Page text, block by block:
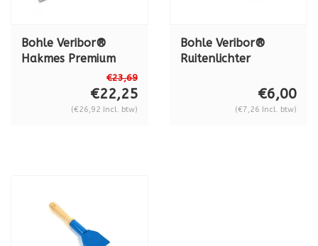
Bohle Veribor®
Hakmes Premium
"Don Carlos" met
kunststof heft, BO
€23,69
€22,25
(€26,92 Incl. btw)
Bohle Veribor®
Ruitenlichter
€6,00
(€7,26 Incl. btw)